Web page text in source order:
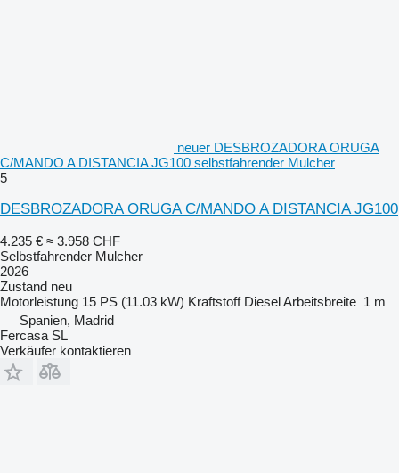
neuer DESBROZADORA ORUGA
C/MANDO A DISTANCIA JG100 selbstfahrender Mulcher
5
DESBROZADORA ORUGA C/MANDO A DISTANCIA JG100
4.235 € ≈ 3.958 CHF
Selbstfahrender Mulcher
2026
Zustand neu
Motorleistung 15 PS (11.03 kW) Kraftstoff DieselArbeitsbreite 1 m
Spanien, Madrid
Fercasa SL
Verkäufer kontaktieren